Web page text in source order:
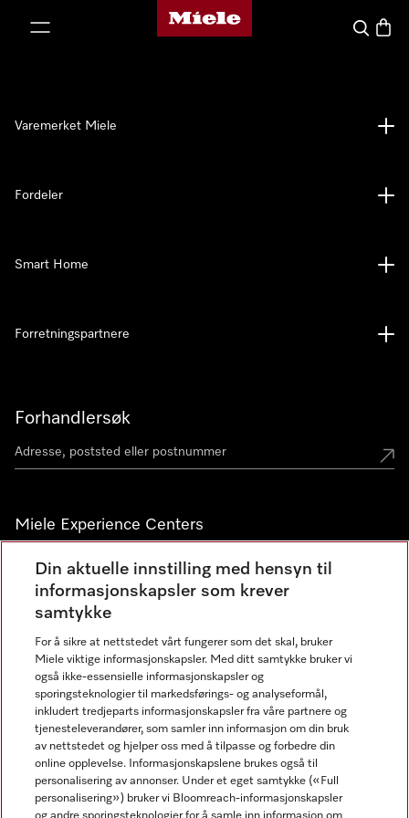
Mieles hjemmeside
Søk
Forhandlersøk
Miele Experience Centers
Miele Experience Center Nesbru
Miele Outlet Nesbru
Nyhetsbrev
Varemerket Miele
Fordeler
Smart Home
Forretningspartnere
Din aktuelle innstilling med hensyn til
informasjonskapsler som krever
samtykke
For å sikre at nettstedet vårt fungerer som det skal, bruker
Miele viktige informasjonskapsler. Med ditt samtykke bruker vi
også ikke-essensielle informasjonskapsler og
sporingsteknologier til markedsførings- og analyseformål,
inkludert tredjeparts informasjonskapsler fra våre partnere og
tjenesteleverandører, som samler inn informasjon om din bruk
av nettstedet og hjelper oss med å tilpasse og forbedre din
online opplevelse. Informasjonskapslene brukes også til
personalisering av annonser. Under et eget samtykke («Full
personalisering») bruker vi Bloomreach-informasjonskapsler